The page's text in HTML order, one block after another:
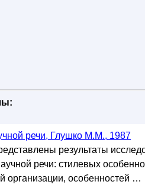
речи, Глушко М.М., 1987
результаты
речи: стилевых
организации, особенностей …